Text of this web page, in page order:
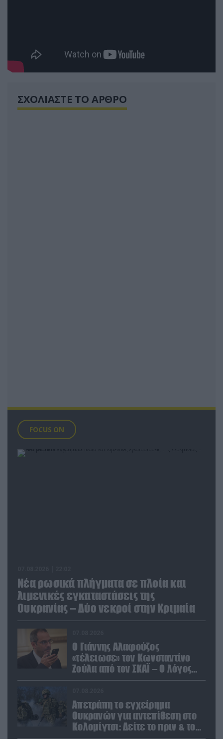
ΣΧΟΛΙΑΣΤΕ ΤΟ ΑΡΘΡΟ
FOCUS ON
Νέα ρωσικά πλήγματα σε πλοία και
λιμενικές εγκαταστάσεις της
Ουκρανίας – Δύο νεκροί στην Κριμαία
Ο Γιάννης Αλαφούζος
«τέλειωσε» τον Κωνσταντίνο
Ζούλα από τον ΣΚΑΪ – Ο λόγος
της απομάκρυνσής του
Απετράπη το εγχείρημα
Ουκρανών για αντεπίθεση στο
Κολομίγτσι: Δείτε το πριν & το